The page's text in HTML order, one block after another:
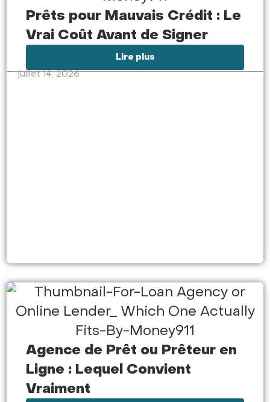
Prêts pour Mauvais Crédit : Le
Vrai Coût Avant de Signer
Lire plus
juillet 14, 2026
Agence de Prêt ou Prêteur en
Ligne : Lequel Convient
Vraiment